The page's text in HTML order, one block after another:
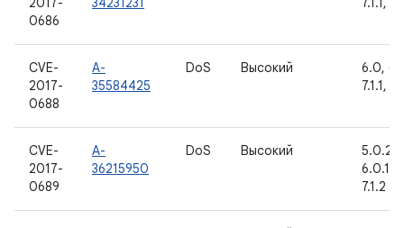
0686
CVE-
2017-
0688
A-
35584425
DoS Высокий
6.0,
7.1.1,
CVE-
2017-
0689
A-
36215950
DoS Высокий
5.0.2,
6.0.1,
7.1.2